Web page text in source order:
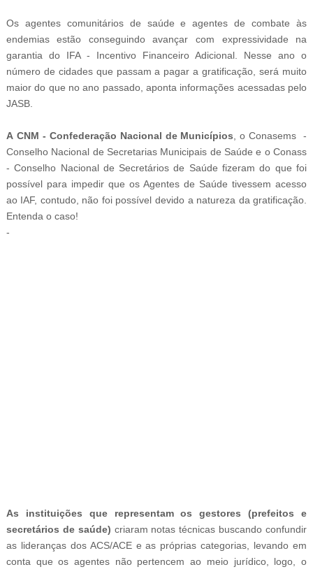
Os agentes comunitários de saúde e agentes de combate às
endemias estão conseguindo avançar com expressividade na
garantia do IFA - Incentivo Financeiro Adicional. Nesse ano o
número de cidades que passam a pagar a gratificação, será muito
maior do que no ano passado, aponta informações acessadas pelo
JASB.
A CNM - Confederação Nacional de Municípios , oConasems -
Conselho Nacional de Secretarias Municipais de Saúde e oConass
- Conselho Nacional de Secretários de Saúde fizeram do que foi
possível para impedir que os Agentes de Saúde tivessem acesso
ao IAF, contudo, não foi possível devido a natureza da gratificação.
Entenda o caso!
-
As instituições que representam os gestores (prefeitos e
secretários de saúde) criaram notas técnicas buscando confundir
as lideranças dos ACS/ACE e as próprias categorias, levando em
conta que os agentes não pertencem ao meio jurídico, logo, o